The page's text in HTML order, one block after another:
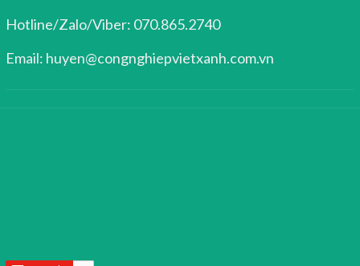
Hotline/Zalo/Viber: 070.865.2740
Email: huyen@congnghiepvietxanh.com.vn